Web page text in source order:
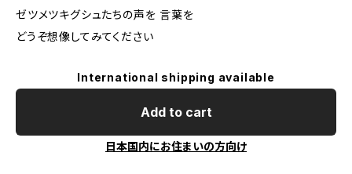
ゼツメツキグシュたちの声を 言葉を
どうぞ想像してみてください
International shipping available
Add to cart
日本国内にお住まいの方向け